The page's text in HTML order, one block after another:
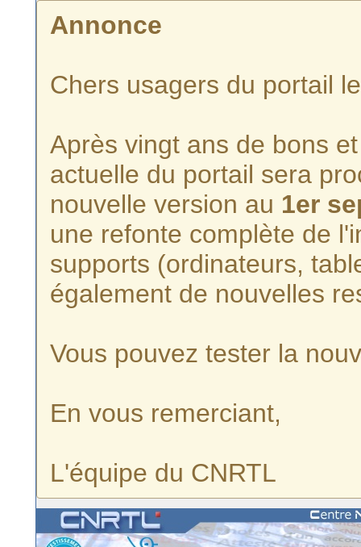
Annonce
Chers usagers du portail
Après vingt ans de bons
actuelle du portail sera
nouvelle version au 1er
une refonte complète de
supports (ordinateurs,
également de nouvelles
Vous pouvez tester la
En vous remerciant,
L'équipe du CNRTL